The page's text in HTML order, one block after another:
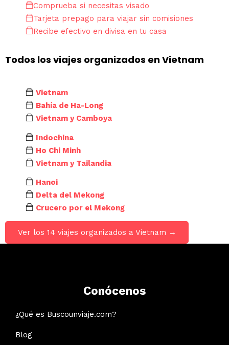
Comprueba si necesitas visado
Tarjeta prepago para viajar sin comisiones
Recibe efectivo en divisa en tu casa
Todos los viajes organizados en Vietnam
Vietnam
Bahía de Ha-Long
Vietnam y Camboya
Indochina
Ho Chi Minh
Vietnam y Tailandia
Hanoi
Delta del Mekong
Crucero por el Mekong
Ver los 14 viajes organizados a Vietnam →
Conócenos
¿Qué es Buscounviaje.com?
Blog